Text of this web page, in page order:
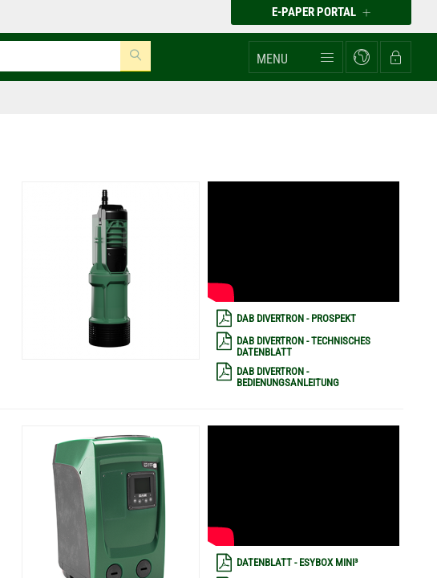
E-PAPER PORTAL
MENU
DAB DIVERTRON - PROSPEKT
DAB DIVERTRON - TECHNISCHES
DATENBLATT
DAB DIVERTRON -
BEDIENUNGSANLEITUNG
DATENBLATT - ESYBOX MINI³